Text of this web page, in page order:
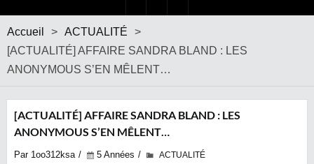
Accueil > ACTUALITÉ
>
[ACTUALITÉ] AFFAIRE SANDRA BLAND : LES
ANONYMOUS S’EN MÊLENT…
[ACTUALITÉ] AFFAIRE SANDRA BLAND : LES
ANONYMOUS S’EN MÊLENT…
Par 1oo312ksa 5 Années ACTUALITÉ